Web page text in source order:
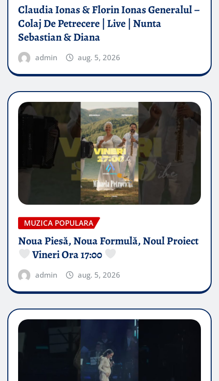
Claudia Ionas & Florin Ionas Generalul –
Colaj De Petrecere | Live | Nunta
Sebastian & Diana
admin aug. 5, 2026
MUZICA POPULARA
Noua Piesă, Noua Formulă, Noul Proiect
Vineri Ora 17:00
admin aug. 5, 2026